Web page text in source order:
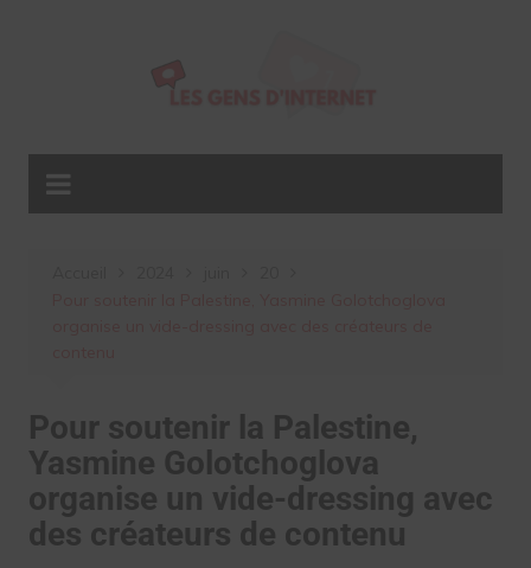
Pour soutenir la Palestine,
Yasmine Golotchoglova
organise un vide-dressing avec
des créateurs de contenu